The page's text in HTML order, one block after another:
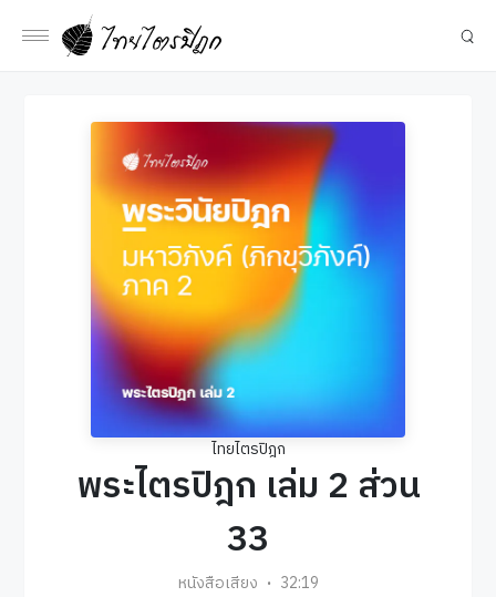
ไทยไตรปิฎก
พระไตรปิฎก เล่ม 2 ส่วน
33
หนังสือเสียง 32:19